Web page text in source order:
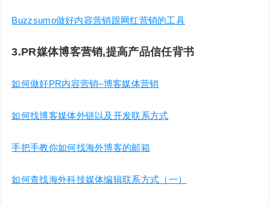
Buzzsumo做好内容营销跟网红营销的工具
3.PR媒体博客营销,提高产品信任背书
如何做好PR内容营销–博客媒体营销
如何找博客媒体外链以及开发联系方式
手把手教你如何找海外博客的邮箱
如何查找海外科技媒体编辑联系方式（一）